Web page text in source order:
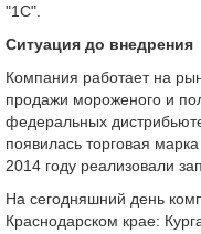
"1С".
Ситуация до внедрения
Компания работает на
продажи мороженого и
федеральных
появилась торговая
2014 году реализовали
На сегодняшний день
Краснодарском крае: